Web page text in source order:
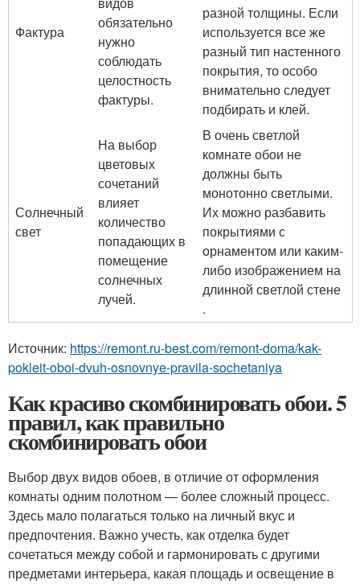
Фактура
обязательно
нужно
соблюдать
целостность
фактуры.
разной толщины. Если
используется все же
разный тип настенного
покрытия, то особо
внимательно следует
подбирать и клей.
Солнечный
свет
На выбор
цветовых
сочетаний
влияет
количество
попадающих в
помещение
солнечных
лучей.
В очень светлой
комнате обои не
должны быть
монотонно светлыми.
Их можно разбавить
покрытиями с
орнаментом или каким-
либо изображением на
длинной светлой стене
.
Источник: https://remont.ru-best.com/remont-doma/kak-
pokleit-oboi-dvuh-osnovnye-pravila-sochetaniya
Как красиво скомбинировать обои. 5
правил, как правильно
скомбинировать обои
Выбор двух видов обоев, в отличие от оформления
комнаты одним полотном — более сложный процесс.
Здесь мало полагаться только на личный вкус и
предпочтения. Важно учесть, как отделка будет
сочетаться между собой и гармонировать с другими
предметами интерьера, какая площадь и освещение в